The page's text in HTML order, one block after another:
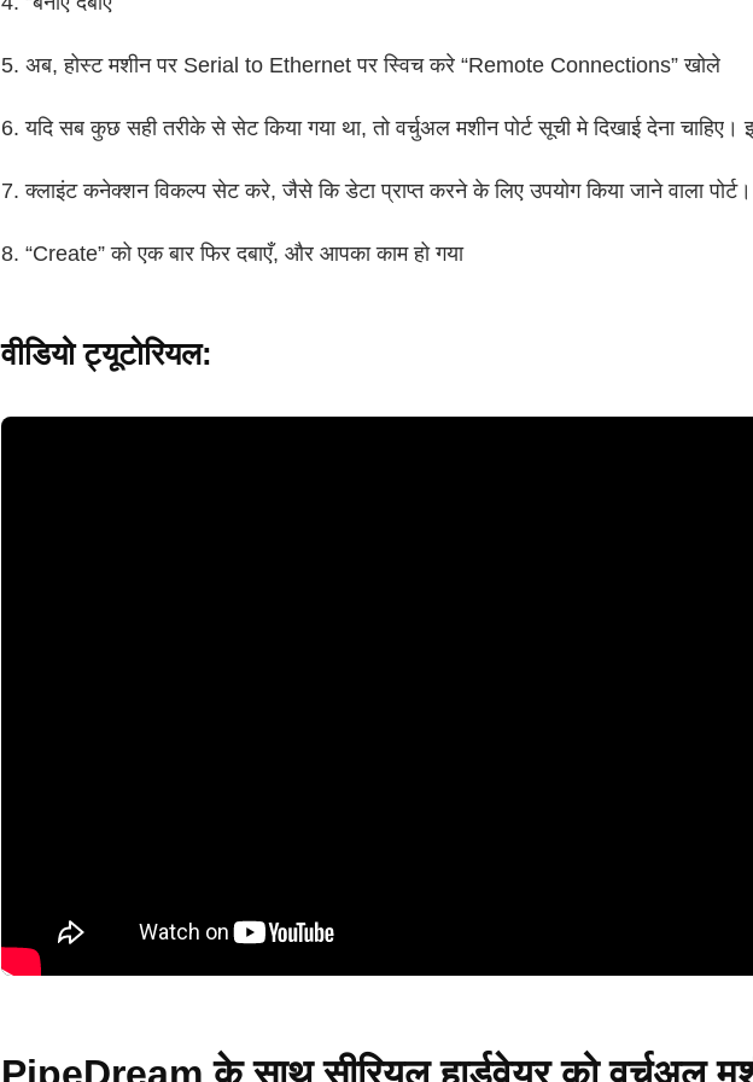
5. अब, होस्ट मशीन पर Serial to Ethernet पर स्विच करे “Remote Connections” खोले
6. यदि सब कुछ सही तरीके से सेट किया गया था, तो वर्चुअल मशीन पोर्ट सूची मे दिखाई देना चाहिए।
7. क्लाइंट कनेक्शन विकल्प सेट करे, जैसे कि डेटा प्राप्त करने के लिए उपयोग किया जाने वाला पोर्ट।
8. “Create” को एक बार फिर दबाएँ, और आपका काम हो गया
वीडियो ट्यूटोरियल: